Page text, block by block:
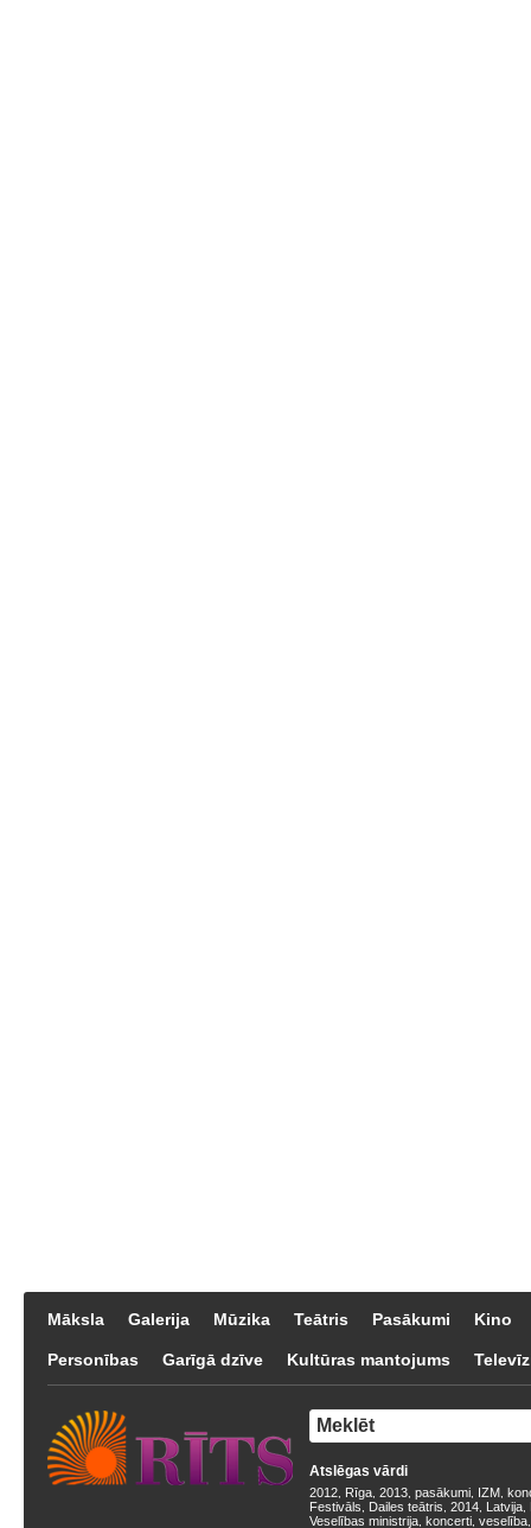
Māksla Galerija Mūzika Teātris Pasākumi Kino
Personības Garīgā dzīve Kultūras mantojums
Atslēgas vārdi
2012 Rīga 2013 pasākumi IZM
Festivāls
Dailes teātris 2014 Latvija
Veselības ministrija koncerti veselība